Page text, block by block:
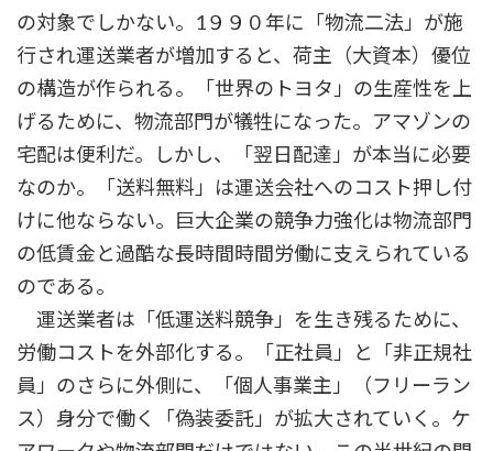
の対象でしかない。1９９０年に「物流二法」が施
行され運送業者が増加すると、荷主（大資本）優位
の構造が作られる。「世界のトヨタ」の生産性を上
げるために、物流部門が犠牲になった。アマゾンの
宅配は便利だ。しかし、「翌日配達」が本当に必要
なのか。「送料無料」は運送会社へのコスト押し付
けに他ならない。巨大企業の競争力強化は物流部門
の低賃金と過酷な長時間時間労働に支えられている
のである。
運送業者は「低運送料競争」を生き残るために、
労働コストを外部化する。「正社員」と「非正規社
員」のさらに外側に、「個人事業主」（フリーラン
ス）身分で働く「偽装委託」が拡大されていく。ケ